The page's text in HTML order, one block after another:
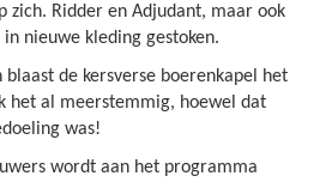
zich. Ridder en Adjudant, maar ook
nieuwe kleding gestoken.
blaast de kersverse boerenkapel het
het al meerstemmig, hoewel dat
was!
wordt aan het programma